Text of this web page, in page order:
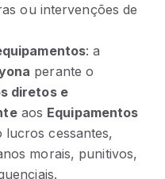
ou intervenções de
: a
perante o
diretos e
aos Equipamentos
cessantes,
morais, punitivos,